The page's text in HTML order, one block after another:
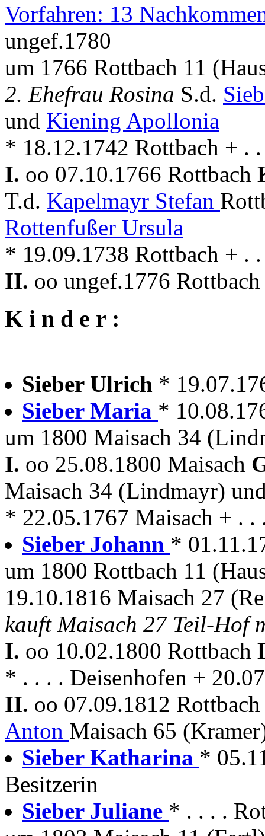
Vorfahren: 13
ungef.1780
um 1766 Rottbach 11
2. Ehefrau Rosina S.d.
und Kiening Apollonia
* 18.12.1742 Rottbach + .
I. oo 07.10.1766 Rottbach
T.d. Kapelmayr Stefan
Rottenfußer Ursula
* 19.09.1738 Rottbach + .
II. oo ungef.1776 Rottbach
K i n d e r :
Sieber Ulrich *
Sieber Maria *
um 1800 Maisach 34
I. oo 25.08.1800 Maisach
Maisach 34 (Lindmayr)
* 22.05.1767 Maisach + . .
Sieber Johann *
um 1800 Rottbach 11
19.10.1816 Maisach 27
kauft Maisach 27 Teil-Hof
I. oo 10.02.1800 Rottbach
* . . . . Deisenhofen +
II. oo 07.09.1812
Anton Maisach 65
Sieber Katharina *
Besitzerin
Sieber Juliane * . . . .